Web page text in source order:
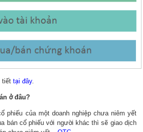
tiếttại đây.
ở đâu?
phiếu của một doanh nghiệp chưa niêm yết
bán cổ phiếu với người khác thì sẽ giao dịch